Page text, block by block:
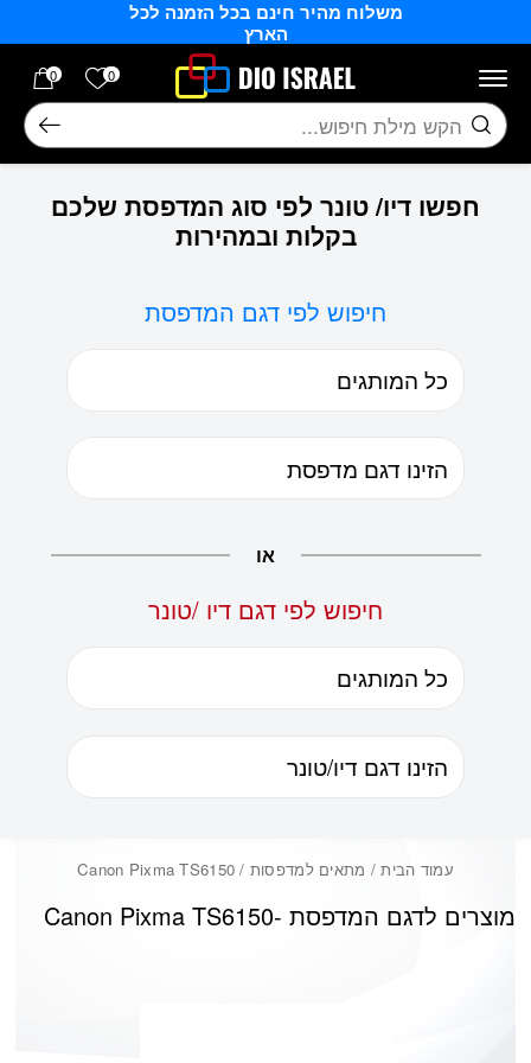
משלוח מהיר חינם בכל הזמנה לכל
הארץ
0 הרשימה
0
חיפוש
חפשו דיו/ טונר לפי סוג המדפסת שלכם
בקלות ובמהירות
חיפוש לפי דגם המדפסת
או
חיפוש לפי דגם דיו /טונר
עמוד הבית/ מתאים למדפסות / Canon Pixma TS6150
Canon Pixma TS6150מוצרים לדגם המדפסת -